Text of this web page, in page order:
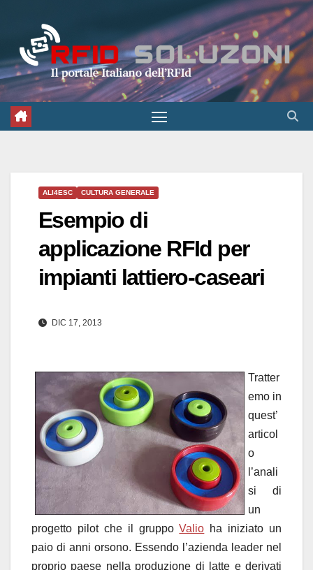
contenuto
ALI4ESC CULTURA GENERALE
Esempio di
applicazione RFId per
impianti lattiero-caseari
DIC 17, 2013
Tratter
emo in
quest’
articol
o
l’anali
si di
un
progetto pilot che il gruppoValio ha iniziato un
paio di anni orsono. Essendo l’azienda leader nel
proprio paese nella produzione di latte e derivati